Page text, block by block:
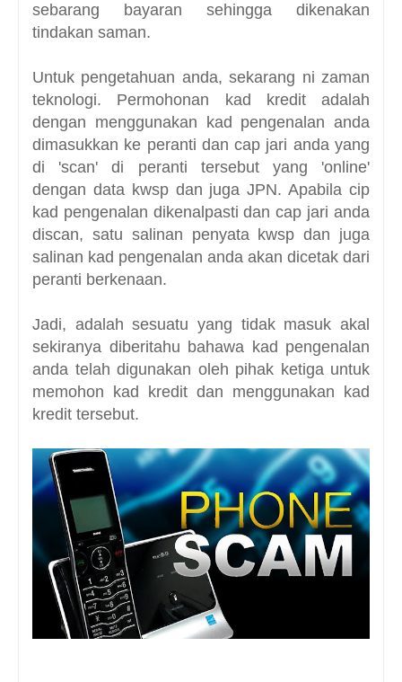
sebarang bayaran sehingga dikenakan
tindakan saman.
Untuk pengetahuan anda, sekarang ni zaman
teknologi. Permohonan kad kredit adalah
dengan menggunakan kad pengenalan anda
dimasukkan ke peranti dan cap jari anda yang
di 'scan' di peranti tersebut yang 'online'
dengan data kwsp dan juga JPN. Apabila cip
kad pengenalan dikenalpasti dan cap jari anda
discan, satu salinan penyata kwsp dan juga
salinan kad pengenalan anda akan dicetak dari
peranti berkenaan.
Jadi, adalah sesuatu yang tidak masuk akal
sekiranya diberitahu bahawa kad pengenalan
anda telah digunakan oleh pihak ketiga untuk
memohon kad kredit dan menggunakan kad
kredit tersebut.